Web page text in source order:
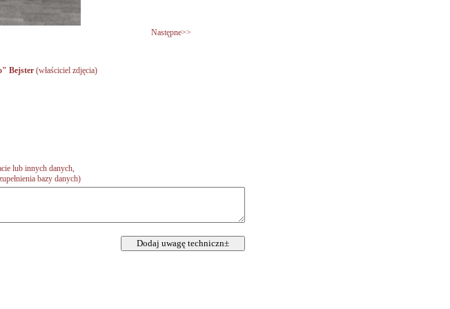
Następne>>
Bejster (właściciel zdjęcia)
lub innych danych,
bazy danych)